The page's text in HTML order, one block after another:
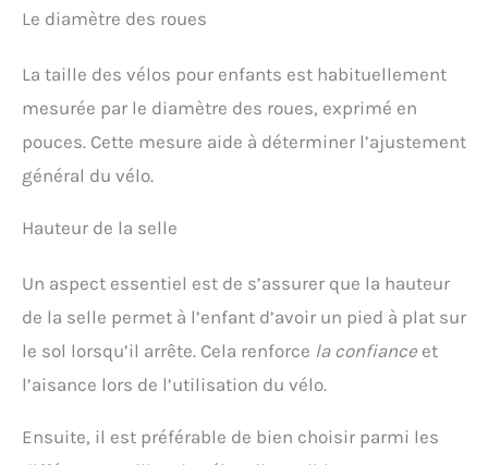
Le diamètre des roues
La taille des vélos pour enfants est habituellement
mesurée par le diamètre des roues, exprimé en
pouces. Cette mesure aide à déterminer l’ajustement
général du vélo.
Hauteur de la selle
Un aspect essentiel est de s’assurer que la hauteur
de la selle permet à l’enfant d’avoir un pied à plat sur
le sol lorsqu’il arrête. Cela renforce la confiance et
l’aisance lors de l’utilisation du vélo.
Ensuite, il est préférable de bien choisir parmi les